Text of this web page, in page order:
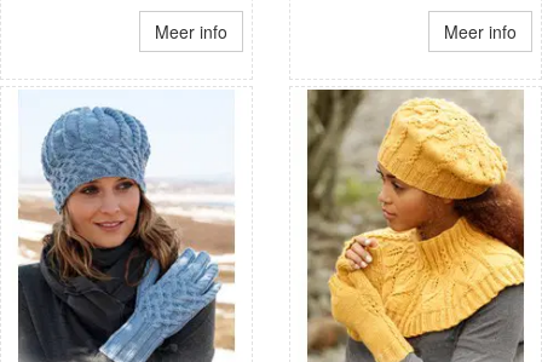
Meer info Meer info